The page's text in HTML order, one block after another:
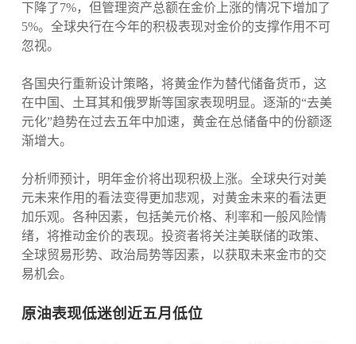
下降了7%，但管理资产总额在金价上涨的情况下增加了
5%。全球央行在今年的积极表现对金价的支撑作用不可
忽视。
各国央行重新设计策略，将黄金作为替代储备货币，这
在中国、土耳其和俄罗斯等国家表现明显。逐渐的“去美
元化”趋势在过去五年中加速，黄金在总储备中的份额逐
渐增大。
分析师预计，明年金价将出现积极上涨。全球央行对美
元未来作用的看法变得更加悲观，对黄金未来的看法更
加乐观。各种因素，包括美元价格、利率和一般风险情
绪，将推动金价的表现。投资者将关注美联储的政策、
全球贸易形势、政治局势等因素，以获取未来金市的交
易机会。
原油表现低迷创近五月低位